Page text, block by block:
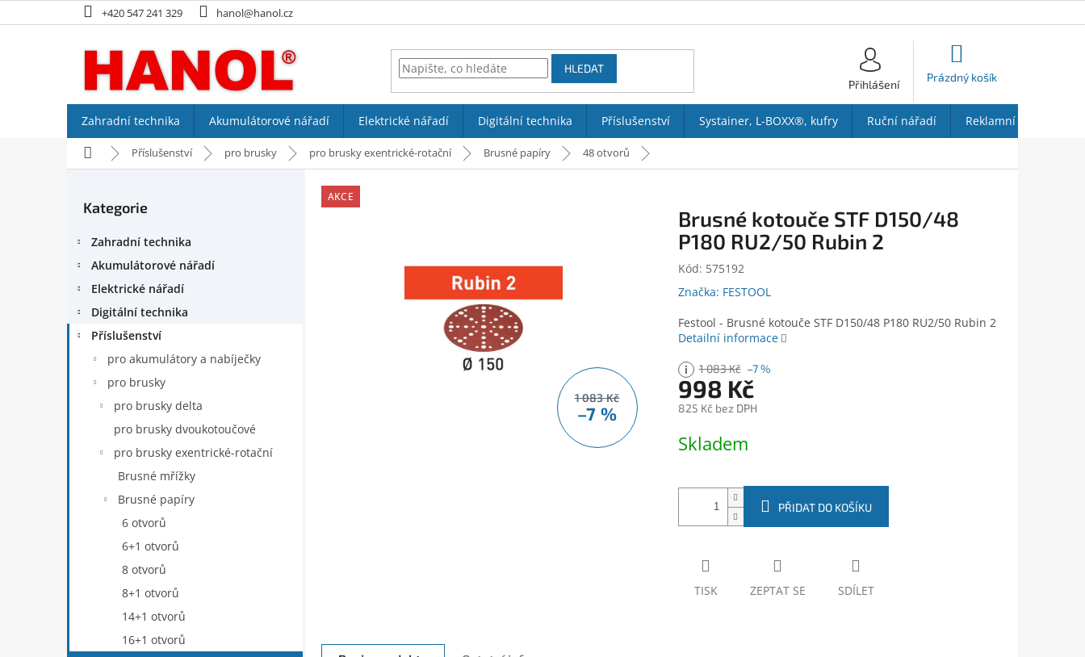
na
+420 547 241 329 hanol@hanol.cz
HLEDAT
Přihlášení
Prázdný košík
Zahradní technika Akumulátorové nářadí Elektrické nářadí Digitální technika Příslušenství Systainer, L-BOXX®, kufry Ruční nářadí Reklamní předměty
Domů Příslušenství pro brusky pro brusky exentrické-rotační Brusné papíry 48 otvorů
í
Přeskočit
Kategorie
Zahradní technika
Akumulátorové nářadí
Elektrické nářadí
Digitální technika
Příslušenství
pro akumulátory a nabíječky
pro brusky
pro brusky delta
pro brusky dvoukotoučové
pro brusky exentrické-rotační
Brusné mřížky
Brusné papíry
6 otvorů
6+1 otvorů
8 otvorů
8+1 otvorů
14+1 otvorů
16+1 otvorů
AKCE
1 083 Kč
–7 %
Brusné kotouče STF D150/48
P180 RU2/50 Rubin 2
Kód: 575192
Značka: FESTOOL
Festool - Brusné kotouče STF D150/48 P180 RU2/50 Rubin 2
Detailní informace
1 083 Kč –7 %
998 Kč
825 Kč bez DPH
cena:
Skladem
PŘIDAT DO KOŠÍKU
TISK ZEPTAT SE SDÍLET